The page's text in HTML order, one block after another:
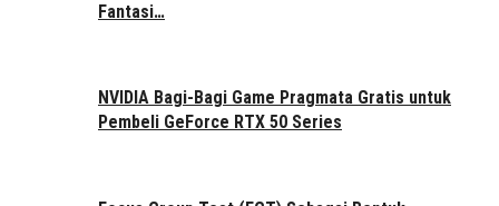
Fantasi…
NVIDIA Bagi-Bagi Game Pragmata Gratis untuk
Pembeli GeForce RTX 50 Series